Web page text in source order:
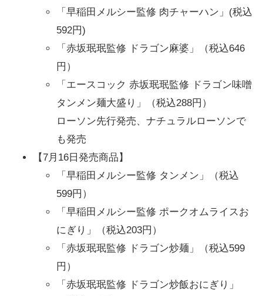
「早稲田メルシー監修 肉チャーハン」(税込
592円)
「赤坂珉珉監修 ドラゴン麻婆」（税込646
円）
「エースコック 赤坂珉珉監修 ドラゴン味噌
タンメン麺大盛り」（税込288円）
ローソン先行発売、ナチュラルローソンで
も発売
【7月16日発売商品】
「早稲田メルシー監修 タンメン」（税込
599円）
「早稲田メルシー監修 ポークオムライスお
にぎり」（税込203円）
「赤坂珉珉監修 ドラゴン炒麺」（税込599
円）
「赤坂珉珉監修 ドラゴン炒飯おにぎり」